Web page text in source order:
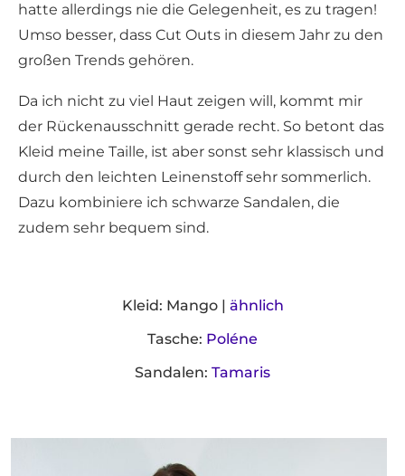
hatte allerdings nie die Gelegenheit, es zu tragen!
Umso besser, dass Cut Outs in diesem Jahr zu den
großen Trends gehören.
Da ich nicht zu viel Haut zeigen will, kommt mir
der Rückenausschnitt gerade recht. So betont das
Kleid meine Taille, ist aber sonst sehr klassisch und
durch den leichten Leinenstoff sehr sommerlich.
Dazu kombiniere ich schwarze Sandalen, die
zudem sehr bequem sind.
Kleid: Mango | ähnlich
Tasche: Poléne
Sandalen: Tamaris